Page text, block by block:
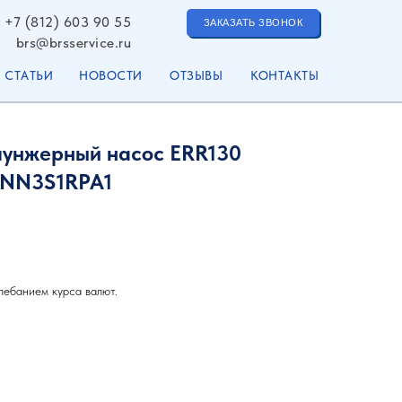
НОВОСТИ КОНТАКТЫ
ОТЗЫВЫ
СТАТЬИ
ЗАКАЗАТЬ ЗВОНОК
+7 (812) 603 90 55
brs@brsservice.ru
насос ERR130
курса валют.